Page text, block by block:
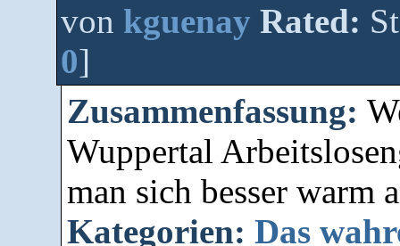
von kguenay Rated:
0]
Zusammenfassung:
Wuppertal
man sich besser warm
Kategorien: Das